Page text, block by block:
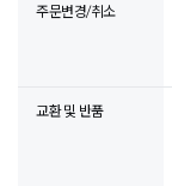
주문변경/취소
교환 및 반품